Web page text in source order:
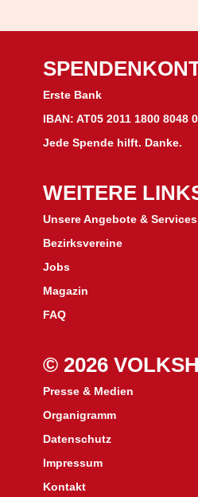
Erste Bank
IBAN: AT05 2011 1800 8048
Jede Spende hilft. Danke.
WEITERE
Unsere Angebote & Services
Bezirksvereine
Jobs
Magazin
FAQ
© 2026
Presse & Medien
Organigramm
Datenschutz
Impressum
Kontakt